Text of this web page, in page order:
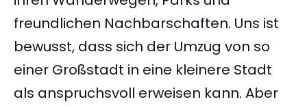
freundlichen Nachbarschaften. Uns ist
bewusst, dass sich der Umzug von so
einer Großstadt in eine kleinere Stadt
als anspruchsvoll erweisen kann. Aber